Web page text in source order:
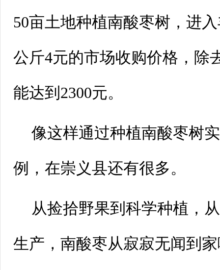
50亩土地种植南酸枣树，进
公斤4元的市场收购价格，除
能达到2300元。
像这样通过种植南酸枣树
例，在崇义县还有很多。
从捡拾野果到科学种植，
生产，南酸枣从寂寂无闻到